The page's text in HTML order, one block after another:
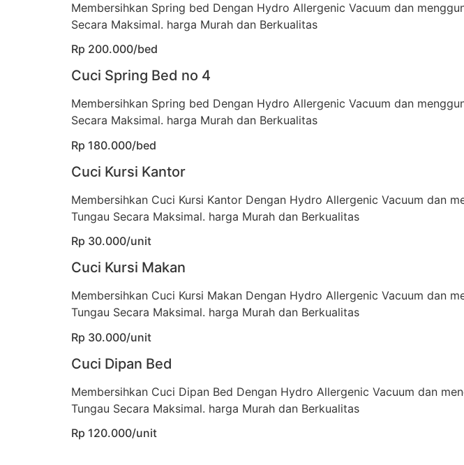
Membersihkan Spring bed Dengan Hydro Allergenic Vacuum dan
Secara Maksimal. harga Murah dan Berkualitas
Rp 200.000/bed
Cuci Spring Bed no 4
Membersihkan Spring bed Dengan Hydro Allergenic Vacuum dan
Secara Maksimal. harga Murah dan Berkualitas
Rp 180.000/bed
Cuci Kursi Kantor
Membersihkan Cuci Kursi Kantor Dengan Hydro Allergenic Vacuum dan
Tungau Secara Maksimal. harga Murah dan Berkualitas
Rp 30.000/unit
Cuci Kursi Makan
Membersihkan Cuci Kursi Makan Dengan Hydro Allergenic Vacuum dan
Tungau Secara Maksimal. harga Murah dan Berkualitas
Rp 30.000/unit
Cuci Dipan Bed
Membersihkan Cuci Dipan Bed Dengan Hydro Allergenic Vacuum dan
Tungau Secara Maksimal. harga Murah dan Berkualitas
Rp 120.000/unit